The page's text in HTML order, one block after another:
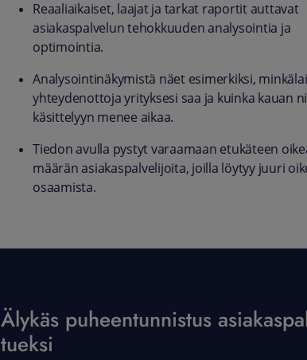
Reaaliaikaiset, laajat ja tarkat raportit auttavat
asiakaspalvelun tehokkuuden analysointia ja
optimointia.
Analysointinäkymistä näet esimerkiksi,
yhteydenottoja yrityksesi saa ja kuinka kauan
käsittelyyn menee aikaa.
Tiedon avulla pystyt varaamaan etukäteen
määrän asiakaspalvelijoita, joilla löytyy juuri
osaamista.
Älykäs puheentunnistus
tueksi